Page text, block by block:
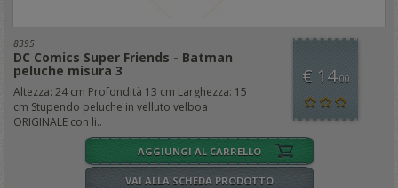
8395
DC Comics Super Friends - Batman
peluche misura 3
Altezza: 24 cm Profondità 13 cm Larghezza: 15
cm Stupendo peluche in velluto velboa
ORIGINALE con li..
€ 14,00
AGGIUNGI AL CARRELLO
VAI ALLA SCHEDA PRODOTTO